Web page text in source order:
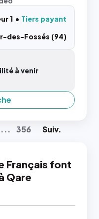
1
Tiers payant
des-Fossés (94)
à venir
... 356 Suiv.
Français font
Qare